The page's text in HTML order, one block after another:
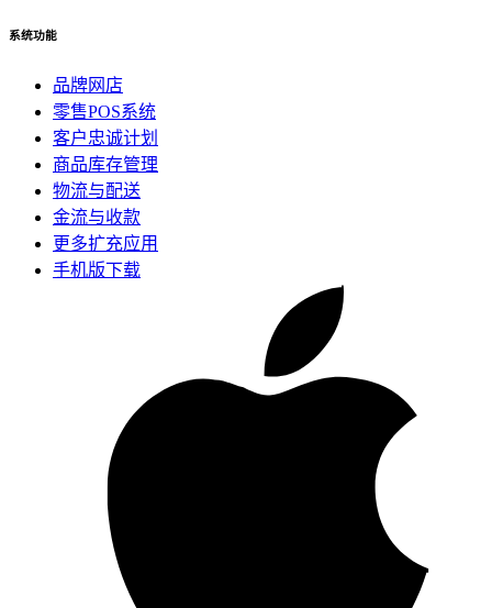
系统功能
品牌网店
零售POS系统
客户忠诚计划
商品库存管理
物流与配送
金流与收款
更多扩充应用
手机版下载